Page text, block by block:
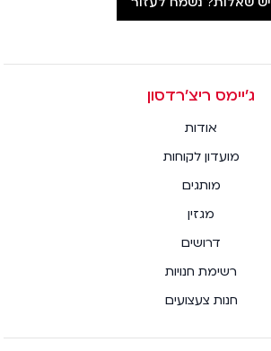
ג׳יימס ריצ׳רדסון
אודות
מועדון לקוחות
מותגים
מגזין
דרושים
רשימת חנויות
חנות צעצועים